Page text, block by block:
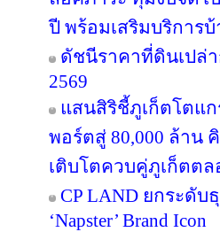
ปี พร้อมเสริมบริการบ้
ดัชนีราคาที่ดินเปล่
2569
แสนสิริชี้ภูเก็ตโตแก
พอร์ตสู่ 80,000 ล้าน
เติบโตควบคู่ภูเก็ตตล
CP LAND ยกระดับธุ
‘Napster’ Brand Icon